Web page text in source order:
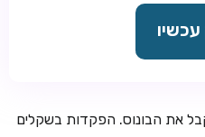
את הבונוס. הפקדות בשקלים